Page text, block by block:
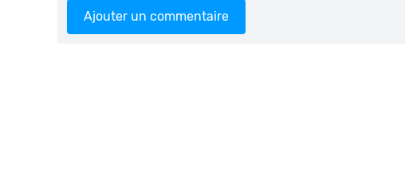
Ajouter un commentaire